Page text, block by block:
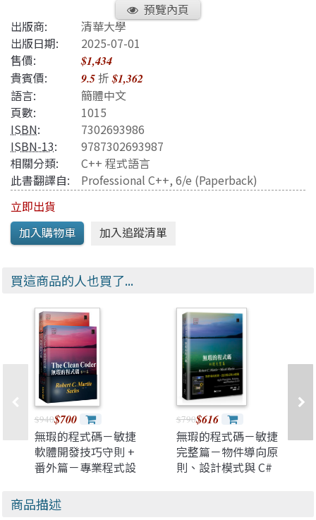
預覽內頁
出版商:
清華大學
出版日期:
2025-07-01
售價:
$1,434
貴賓價: 9.5折$1,362
語言:
簡體中文
頁數:
1015
ISBN:
7302693986
ISBN-13:
9787302693987
相關分類:
C++ 程式語言
此書翻譯自:
Professional C++, 6/e (Paperback)
立即出貨
買這商品的人也買了...
$940$700
無瑕的程式碼－敏捷
軟體開發技巧守則 +
番外篇－專業程式設
書合購)
$790$616
無瑕的程式碼－敏捷
完整篇－物件導向原
則、設計模式與 C#
商品描述